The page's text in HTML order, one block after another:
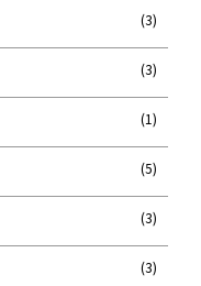
(3)
(3)
(1)
(5)
(3)
(3)